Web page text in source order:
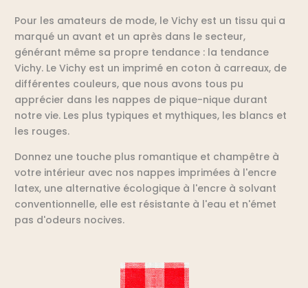
Pour les amateurs de mode, le Vichy est un tissu qui a
marqué un avant et un après dans le secteur,
générant même sa propre tendance : la tendance
Vichy. Le Vichy est un imprimé en coton à carreaux, de
différentes couleurs, que nous avons tous pu
apprécier dans les nappes de pique-nique durant
notre vie. Les plus typiques et mythiques, les blancs et
les rouges.
Donnez une touche plus romantique et champêtre à
votre intérieur avec nos nappes imprimées à l'encre
latex, une alternative écologique à l'encre à solvant
conventionnelle, elle est résistante à l'eau et n'émet
pas d'odeurs nocives.